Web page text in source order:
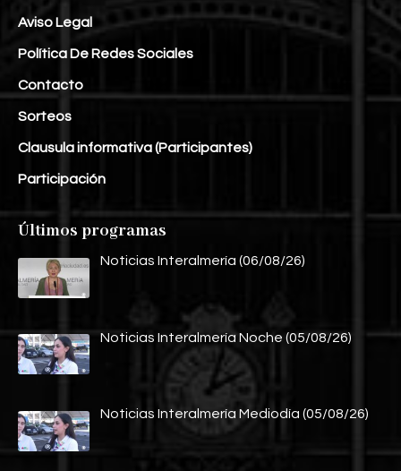
Aviso Legal
Política De Redes Sociales
Contacto
Sorteos
Clausula informativa (Participantes)
Participación
Últimos programas
Noticias Interalmería (06/08/26)
Noticias Interalmería Noche (05/08/26)
Noticias Interalmería Mediodía (05/08/26)